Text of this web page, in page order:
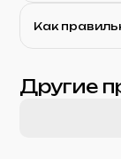
Как
Другие